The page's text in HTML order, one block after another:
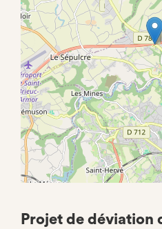
Projet de déviation